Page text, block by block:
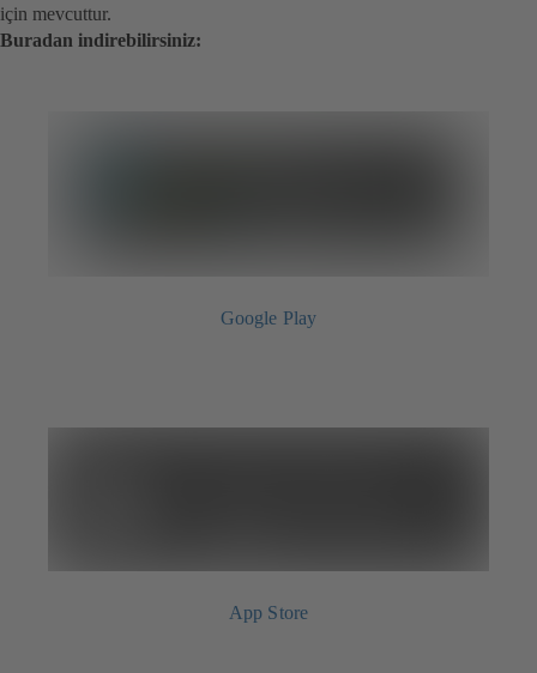
için mevcuttur.
Buradan indirebilirsiniz:
Google Play
App Store